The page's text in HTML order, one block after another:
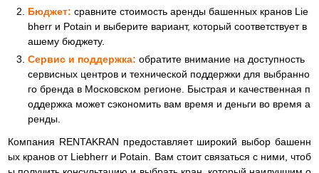
Бюджет: сравните стоимость аренды башенных кранов Lie
bherr и Potain и выберите вариант, который соответствует в
ашему бюджету.
Сервис и поддержка: обратите внимание на доступность
сервисных центров и технической поддержки для выбранно
го бренда в Московском регионе. Быстрая и качественная п
оддержка может сэкономить вам время и деньги во время а
ренды.
Компания RENTAKRAN предоставляет широкий выбор башенн
ых кранов от Liebherr и Potain. Вам стоит связаться с ними, чтоб